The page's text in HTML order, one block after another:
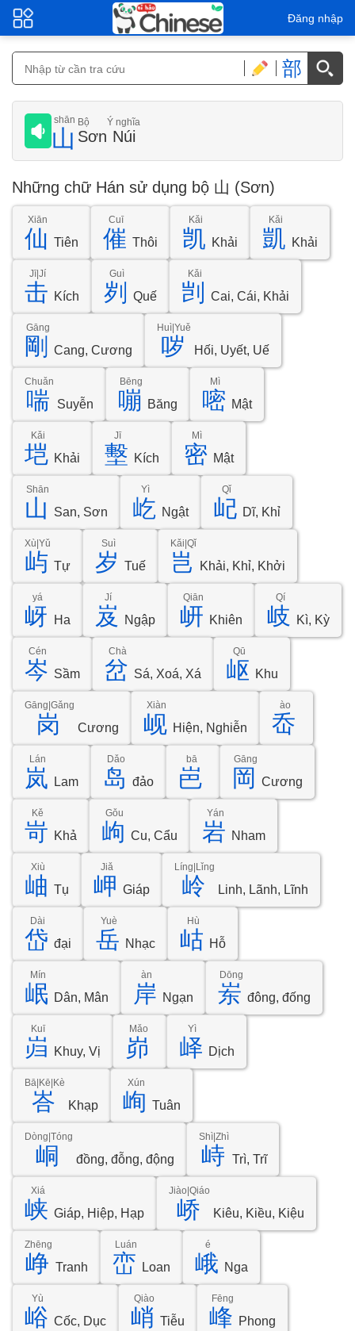
Đăng nhập
部
山
shān
Sơn
Bộ
Núi
Ý nghĩa
Những chữ Hán sử dụng bộ 山 (Sơn)
仙
Xiān
Tiên 催
Cuī
Thôi 凯
Kǎi
Khải 凱
Kǎi
Khải
击
Jī|Jí
Kích 刿
Guì
Quế 剀
Kǎi
Cai, Cái, Khải
剛
Gāng
Cang, Cương 哕
Huì|Yuě
Hối, Uyết, Uế
喘
Chuǎn
Suyễn 嘣
Bēng
Băng 嘧
Mì
Mật
垲
Kǎi
Khải 墼
Jī
Kích 密
Mì
Mật
山
Shān
San, Sơn 屹
Yì
Ngật 屺
Qǐ
Dĩ, Khỉ
屿
Xù|Yǔ
Tự 岁
Suì
Tuế 岂
Kǎi|Qǐ
Khải, Khỉ, Khởi
岈
yá
Ha 岌
Jí
Ngập 岍
Qiān
Khiên 岐
Qí
Kì, Kỳ
岑
Cén
Sầm 岔
Chà
Sá, Xoá, Xá 岖
Qū
Khu
岗
Gāng|Gǎng
Cương 岘
Xiàn
Hiện, Nghiễn 岙
ào
岚
Lán
Lam 岛
Dǎo
đảo 岜
bā
岡
Gāng
Cương
岢
Kě
Khả 岣
Gǒu
Cu, Cẩu 岩
Yán
Nham
岫
Xiù
Tụ 岬
Jiǎ
Giáp 岭
Líng|Lǐng
Linh, Lãnh, Lĩnh
岱
Dài
đại 岳
Yuè
Nhạc 岵
Hù
Hỗ
岷
Mín
Dân, Mân 岸
àn
Ngạn 岽
Dōng
đông, đống
岿
Kuī
Khuy, Vị 峁
Mǎo
峄
Yì
Dịch
峇
Bā|Kē|Kè
Khạp 峋
Xún
Tuân
峒
Dòng|Tóng
đồng, đỗng, động 峙
Shì|Zhì
Trì, Trĩ
峡
Xiá
Giáp, Hiệp, Hạp 峤
Jiào|Qiáo
Kiêu, Kiều, Kiệu
峥
Zhēng
Tranh 峦
Luán
Loan 峨
é
Nga
峪
Yù
Cốc, Dục 峭
Qiào
Tiễu 峰
Fēng
Phong